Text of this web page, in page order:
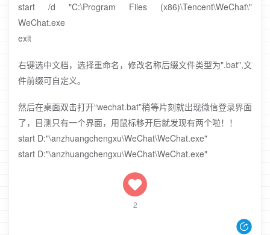
start /d "C:\Program Files (x86)\Tencent\WeChat\"
WeChat.exe
exit
右键选中文档，选择重命名，修改名称后缀文件类型为".bat",文
件前缀可自定义。
然后在桌面双击打开“wechat.bat”稍等片刻就出现微信登录界面
了，目测只有一个界面，用鼠标移开后就发现有两个啦！！
start D:"\anzhuangchengxu\WeChat\WeChat.exe"
start D:"\anzhuangchengxu\WeChat\WeChat.exe"
2